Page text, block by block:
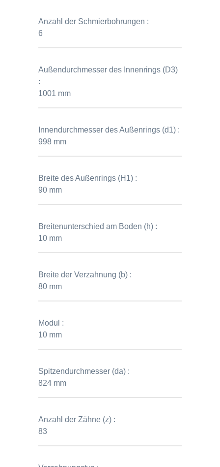
Anzahl der Schmierbohrungen :
6
Außendurchmesser des Innenrings (D3)
:
1001 mm
Innendurchmesser des Außenrings (d1) :
998 mm
Breite des Außenrings (H1) :
90 mm
Breitenunterschied am Boden (h) :
10 mm
Breite der Verzahnung (b) :
80 mm
Modul :
10 mm
Spitzendurchmesser (da) :
824 mm
Anzahl der Zähne (z) :
83